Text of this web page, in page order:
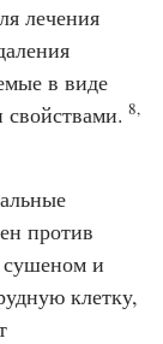
лечения
в виде
свойствами.8,
против
и
клетку,